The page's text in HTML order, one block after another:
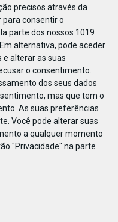
precisos através da
para consentir o
parte dos nossos 1019
alternativa, pode aceder
alterar as suas
o consentimento.
dos seus dados
mas que tem o
As suas preferências
Você pode alterar suas
a qualquer momento
"Privacidade" na parte